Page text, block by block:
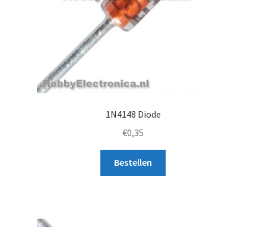
1N4148 Diode
€0,35
Bestellen